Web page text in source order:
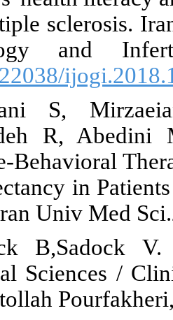
with multiple
[
4. Omrani
Cognitive-
Life
Mazandaran
5. Sadock
Behavioral
by